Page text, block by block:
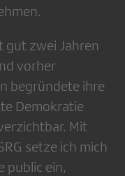
gut zwei Jahren
vorher
begründete ihre
Demokratie
Mit
setze ich mich
public ein,